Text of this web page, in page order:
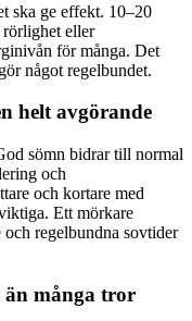
ska ge effekt. 10–20
rörlighet eller
för många. Det
något regelbundet.
helt avgörande
sömn bidrar till normal
och
och kortare med
Ett mörkare
regelbundna sovtider
än många tror